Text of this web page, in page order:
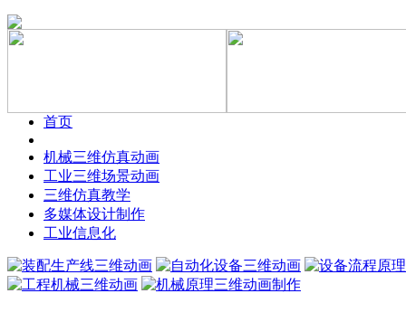
首页
机械三维仿真动画
工业三维场景动画
三维仿真教学
多媒体设计制作
工业信息化